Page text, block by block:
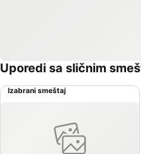
Uporedi sa sličnim
Izabrani smeštaj